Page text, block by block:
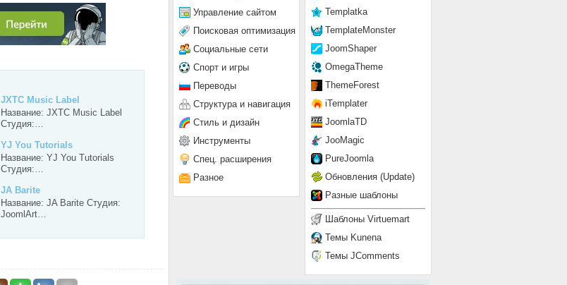
JXTC Music Label
Название: JXTC Music Label
Студия:…
YJ You Tutorials
Название: YJ You Tutorials
Студия:…
JA Barite
Название: JA Barite Студия:
JoomlArt…
Templatka
TemplateMonster
JoomShaper
OmegaTheme
ThemeForest
iTemplater
JoomlaTD
JooMagic
PureJoomla
Обновления (Update)
Разные шаблоны
Шаблоны Virtuemart
Темы Kunena
Темы JComments
Управление сайтом
Поисковая оптимизация
Социальные сети
Спорт и игры
Переводы
Структура и навигация
Стиль и дизайн
Инструменты
Спец. расширения
Разное